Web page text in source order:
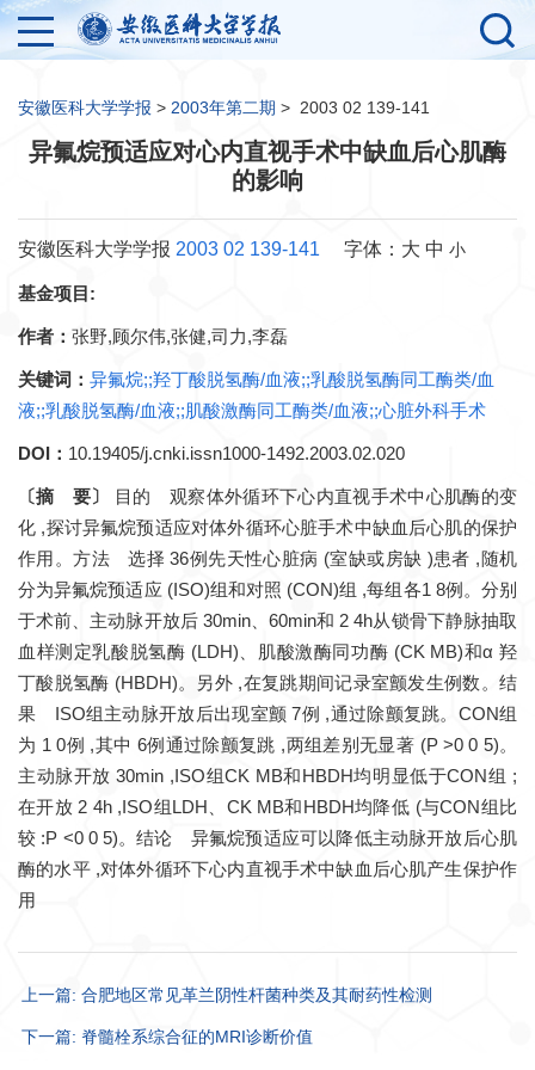
安徽医科大学学报 > 2003年第二期 > 2003 02 139-141
异氟烷预适应对心内直视手术中缺血后心肌酶
的影响
安徽医科大学学报 2003 02 139-141 字体： 大 中 小
基金项目:
作者： 张野,顾尔伟,张健,司力,李磊
关键词： 异氟烷;;羟丁酸脱氢酶/血液;;乳酸脱氢酶同工酶类/血
液;;乳酸脱氢酶/血液;;肌酸激酶同工酶类/血液;;心脏外科手术
DOI： 10.19405/j.cnki.issn1000-1492.2003.02.020
〔摘 要〕
目的 观察体外循环下心内直视手术中心肌酶的变
化 ,探讨异氟烷预适应对体外循环心脏手术中缺血后心肌的保护
作用。方法 选择 36例先天性心脏病 (室缺或房缺 )患者 ,随机
分为异氟烷预适应 (ISO)组和对照 (CON)组 ,每组各1 8例。分别
于术前、主动脉开放后 30min、60min和 2 4h从锁骨下静脉抽取
血样测定乳酸脱氢酶 (LDH)、肌酸激酶同功酶 (CK MB)和α 羟
丁酸脱氢酶 (HBDH)。另外 ,在复跳期间记录室颤发生例数。结
果 ISO组主动脉开放后出现室颤 7例 ,通过除颤复跳。CON组
为 1 0例 ,其中 6例通过除颤复跳 ,两组差别无显著 (P >0 0 5)。
主动脉开放 30min ,ISO组CK MB和HBDH均明显低于CON组 ;
在开放 2 4h ,ISO组LDH、CK MB和HBDH均降低 (与CON组比
较 :P <0 0 5)。结论 异氟烷预适应可以降低主动脉开放后心肌
酶的水平 ,对体外循环下心内直视手术中缺血后心肌产生保护作
用
上一篇: 合肥地区常见革兰阴性杆菌种类及其耐药性检测
下一篇: 脊髓栓系综合征的MRI诊断价值